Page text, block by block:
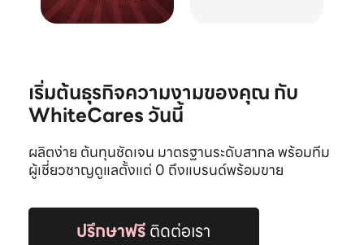
เริ่มต้นธุรกิจความงามของคุณ กับ
WhiteCares วันนี้
ผลิตง่าย ต้นทุนชัดเจน มาตรฐานระดับสากล พร้อมทีม
ผู้เชี่ยวชาญดูแลตั้งแต่ 0 ถึงแบรนด์พร้อมขาย
ปรึกษาฟรีติดต่อเรา